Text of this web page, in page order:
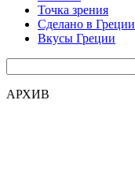
Точка зрения
Сделано в Греции
Вкусы Греции
АРХИВ